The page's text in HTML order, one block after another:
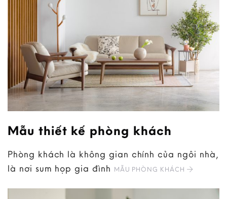
Mẫu thiết kế phòng khách
Phòng khách là không gian chính của ngôi nhà,
là nơi sum họp gia đình MẪU PHÒNG KHÁCH